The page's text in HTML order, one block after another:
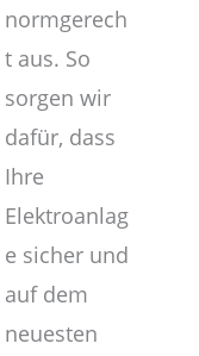
normgerech
t aus. So
sorgen wir
dafür, dass
Ihre
Elektroanlag
e sicher und
auf dem
neuesten